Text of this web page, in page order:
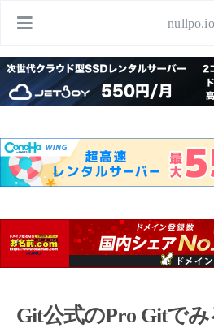
nullpo.io
Git公式のPro Gitで